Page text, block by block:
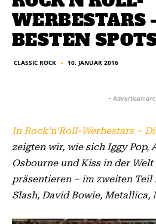
WERBESTARS
BESTEN
CLASSIC ROCK ■ 10. JANUAR 2016
-
In Rock’n’Roll-Werbestars –
zeigten wir, wie sich Iggy Pop,
Osbourne und Kiss in der
präsentieren – im zweiten Teil
Slash, David Bowie, Metallica,